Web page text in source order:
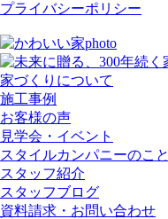
プライバシーポリシー
家づくりについて
施工事例
お客様の声
見学会・イベント
スタイルカンパニーのこと
スタッフ紹介
スタッフブログ
資料請求・お問い合わせ